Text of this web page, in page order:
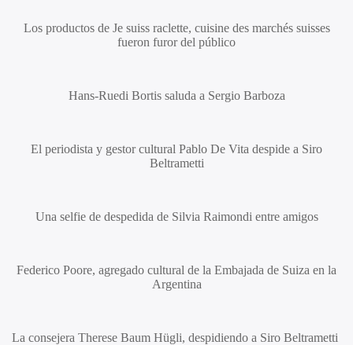
Los productos deJe suiss raclette, cuisine des marchés suisses
fueron furor del público
Hans-Ruedi Bortis saluda a Sergio Barboza
El periodista y gestor cultural Pablo De Vita despide a Siro
Beltrametti
Una selfie de despedida de Silvia Raimondi entre amigos
Federico Poore, agregado cultural de la Embajada de Suiza en la
Argentina
La consejera Therese Baum Hügli, despidiendo a Siro Beltrametti